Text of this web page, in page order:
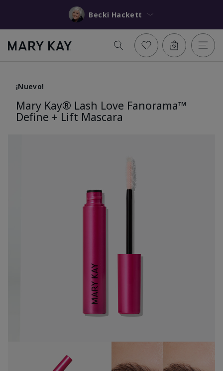
Becki Hackett
¡Nuevo!
Mary Kay® Lash Love Fanorama™
Define + Lift Mascara